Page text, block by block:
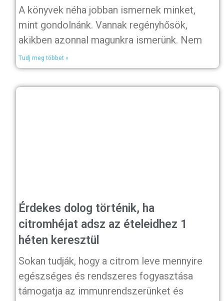
A könyvek néha jobban ismernek minket,
mint gondolnánk. Vannak regényhősök,
akikben azonnal magunkra ismerünk. Nem
Tudj meg többet »
Érdekes dolog történik, ha
citromhéjat adsz az ételeidhez 1
héten keresztül
Sokan tudják, hogy a citrom leve mennyire
egészséges és rendszeres fogyasztása
támogatja az immunrendszerünket és